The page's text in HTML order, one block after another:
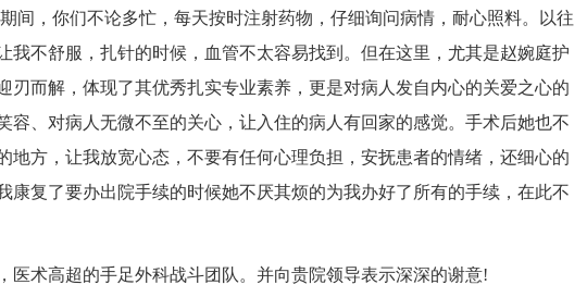
间，你们不论多忙，每天按时注射药物，仔细询问病情，耐心照料。以往
我不舒服，扎针的时候，血管不太容易找到。但在这里，尤其是赵婉庭护
刃而解，体现了其优秀扎实专业素养，更是对病人发自内心的关爱之心的
容、对病人无微不至的关心，让入住的病人有回家的感觉。手术后她也不
地方，让我放宽心态，不要有任何心理负担，安抚患者的情绪，还细心的
康复了要办出院手续的时候她不厌其烦的为我办好了所有的手续，在此不
医术高超的手足外科战斗团队。并向贵院领导表示深深的谢意!